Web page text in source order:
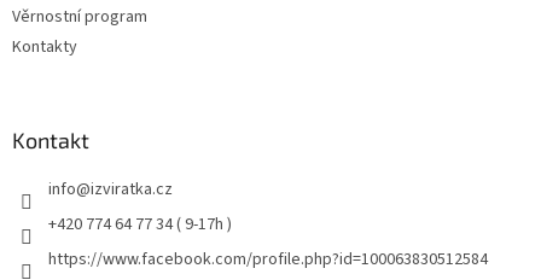
Věrnostní program
Kontakty
Kontakt
info@izviratka.cz
+420 774 64 77 34 ( 9-17h )
https://www.facebook.com/profile.php?id=100063830512584